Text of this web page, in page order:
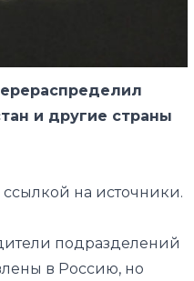
и другие страны
на источники.
в Россию, но
в